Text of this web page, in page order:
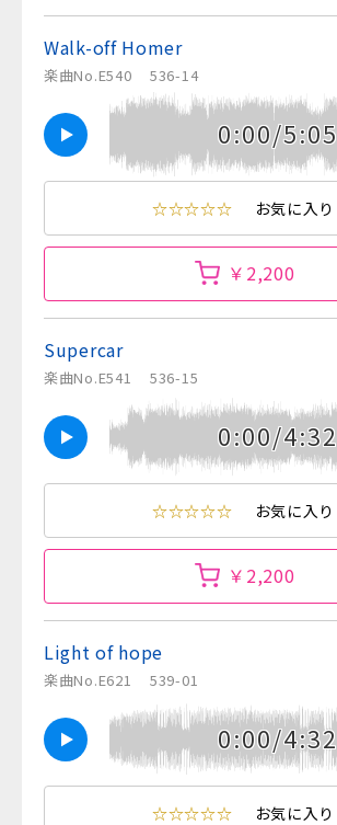
Walk-off Homer
楽曲No.E540 536-14
0:00/5:05
☆☆☆☆☆ お気に入り
￥2,200
Supercar
楽曲No.E541 536-15
0:00/4:32
☆☆☆☆☆ お気に入り
￥2,200
Light of hope
楽曲No.E621 539-01
0:00/4:32
☆☆☆☆☆ お気に入り